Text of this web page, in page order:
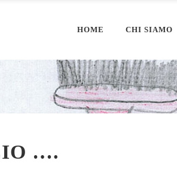
HOME CHI SIAMO
….